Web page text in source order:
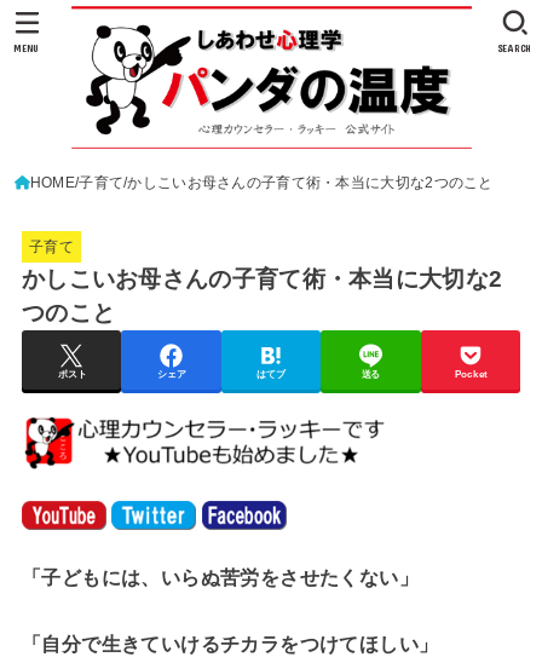
SEARCH
MENU
HOME 子育て かしこいお母さんの子育て術・本当に大切な2つのこと
子育て
かしこいお母さんの子育て術・本当に大切な2
つのこと
ポスト シェア はてブ 送る Pocket
「子どもには、いらぬ苦労をさせたくない」
「自分で生きていけるチカラをつけてほしい」